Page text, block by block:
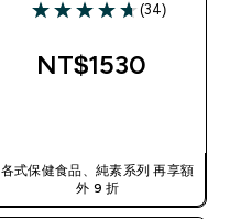
4.71 out of 5 stars
(34)
NT$1530‎
各式保健食品、純素系列 再享額
外 9 折